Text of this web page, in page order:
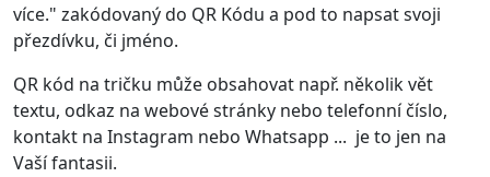
více." zakódovaný do QR Kódu a pod to napsat svoji
přezdívku, či jméno.
QR kód na tričku může obsahovat např. několik vět
textu, odkaz na webové stránky nebo telefonní číslo,
kontakt na Instagram nebo Whatsapp ... je to jen na
Vaší fantasii.